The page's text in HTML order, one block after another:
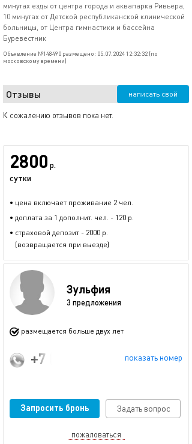
минутах езды от центра города и аквапарка Ривьера,
10 минутах от Детской республиканской клинической
больницы, от Центра гимнастики и бассейна
Буревестник
Объявление №148490 размещено: 05.07.2024 12:32:32 (по
московскому времени)
Отзывы написать свой
К сожалению отзывов пока нет.
2800 р.
сутки
• цена включает проживание 2 чел.
• доплата за 1 дополнит. чел. - 120 р.
• страховой депозит - 2000 р.
(возвращается при выезде)
Зульфия
3 предложения
размещается больше двух лет
показать номер
+7 (987) 415-09-97
Запросить бронь Задать вопрос
пожаловаться